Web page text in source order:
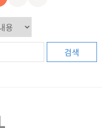
검색